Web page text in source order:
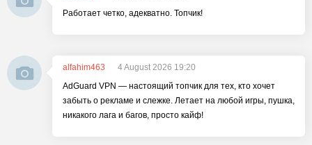
Работает четко, адекватно. Топчик!
alfahim463
4 August 2026 19:20
AdGuard VPN — настоящий топчик для тех, кто хочет
забыть о рекламе и слежке. Летает на любой игры, пушка,
никакого лага и багов, просто кайф!